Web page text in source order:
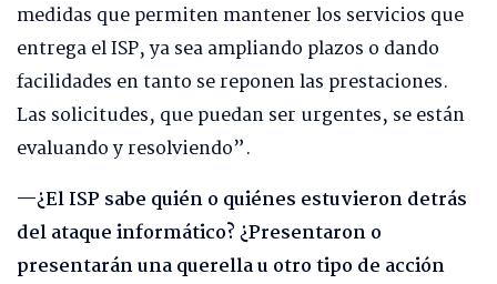
medidas que permiten mantener los servicios que
entrega el ISP, ya sea ampliando plazos o dando
facilidades en tanto se reponen las prestaciones.
Las solicitudes, que puedan ser urgentes, se están
evaluando y resolviendo”.
—¿El ISP sabe quién o quiénes estuvieron detrás
del ataque informático? ¿Presentaron o
presentarán una querella u otro tipo de acción